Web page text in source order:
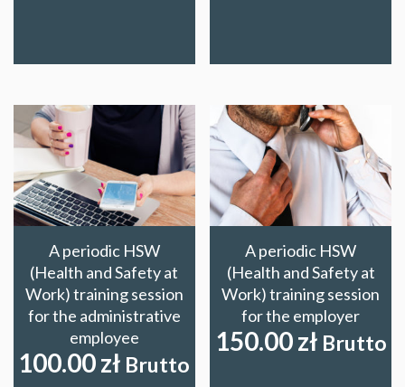
A periodic HSW
(Health and Safety at
Work) training session
for the administrative
employee
100.00zł Brutto
A periodic HSW
(Health and Safety at
Work) training session
for the employer
150.00zł Brutto